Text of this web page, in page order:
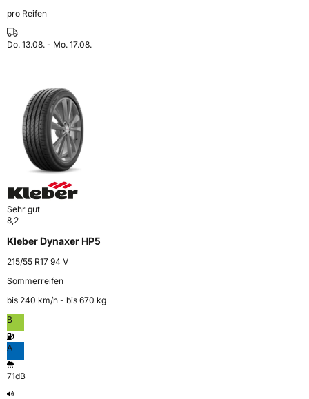
pro Reifen
Do. 13.08. - Mo. 17.08.
Sehr gut
8,2
Kleber Dynaxer HP5
215/55 R17 94 V
Sommerreifen
bis 240 km⁠/⁠h - bis 670 kg
B
A
71dB